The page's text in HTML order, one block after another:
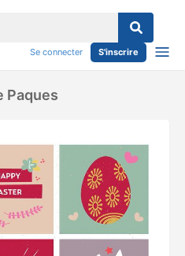
Se connecter S'inscrire
Paques